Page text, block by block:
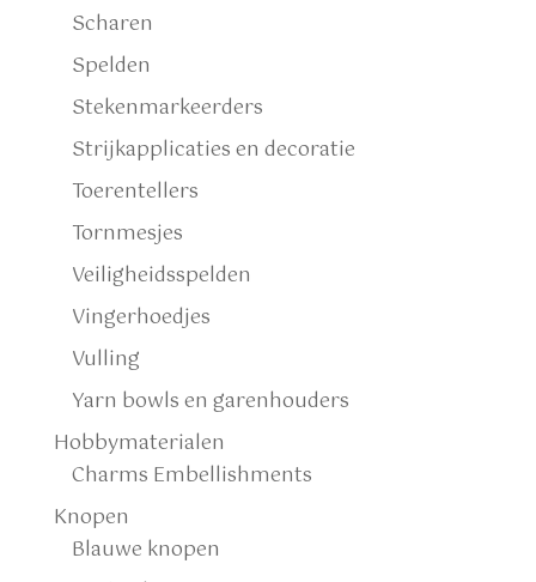
Scharen
Spelden
Stekenmarkeerders
Strijkapplicaties en decoratie
Toerentellers
Tornmesjes
Veiligheidsspelden
Vingerhoedjes
Vulling
Yarn bowls en garenhouders
Hobbymaterialen
Charms Embellishments
Knopen
Blauwe knopen